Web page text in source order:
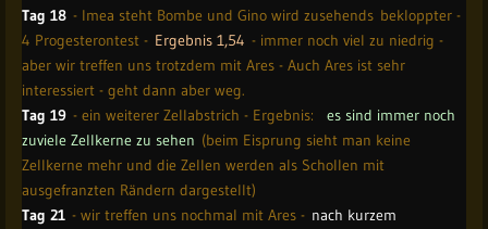
Tag 18 - Imea steht Bombe und Gino wird zusehends bekloppter -
4 Progesterontest - Ergebnis 1,54 - immer noch viel zu niedrig -
aber wir treffen uns trotzdem mit Ares - Auch Ares ist sehr
interessiert - geht dann aber weg.
Tag 19 - ein weiterer Zellabstrich - Ergebnis: es sind immer noch
zuviele Zellkerne zu sehen (beim Eisprung sieht man keine
Zellkerne mehr und die Zellen werden als Schollen mit
ausgefranzten Rändern dargestellt)
Tag 21 - wir treffen uns nochmal mit Ares - nach kurzem